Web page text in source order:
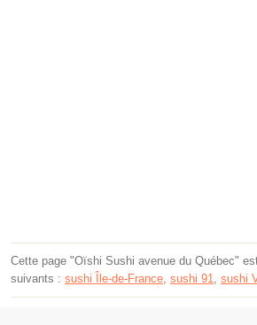
Cette page "Oïshi Sushi avenue du Québec"
suivants : sushi Île-de-France, sushi 91, sushi